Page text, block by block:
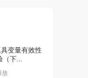
变量有效性
下...
放